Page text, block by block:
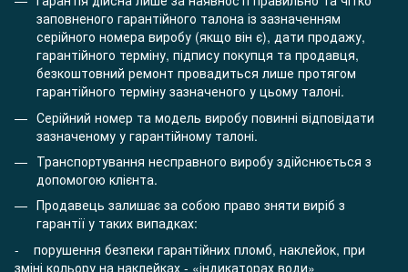
заповненого гарантійного талона із зазначенням
серійного номера виробу (якщо він є), дати продажу,
гарантійного терміну, підпису покупця та продавця,
безкоштовний ремонт провадиться лише протягом
гарантійного терміну зазначеного у цьому талоні.
Серійний номер та модель виробу повинні відповідати
зазначеному у гарантійному талоні.
Транспортування несправного виробу здійснюється з
допомогою клієнта.
Продавець залишає за собою право зняти виріб з
гарантії у таких випадках:
- порушення безпеки гарантійних пломб, наклейок, при
зміні кольору на наклейках - «індикаторах води»